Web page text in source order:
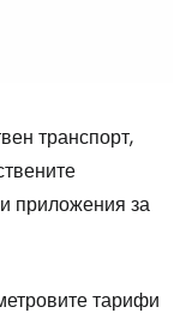
транспорт,
приложения за
тарифи